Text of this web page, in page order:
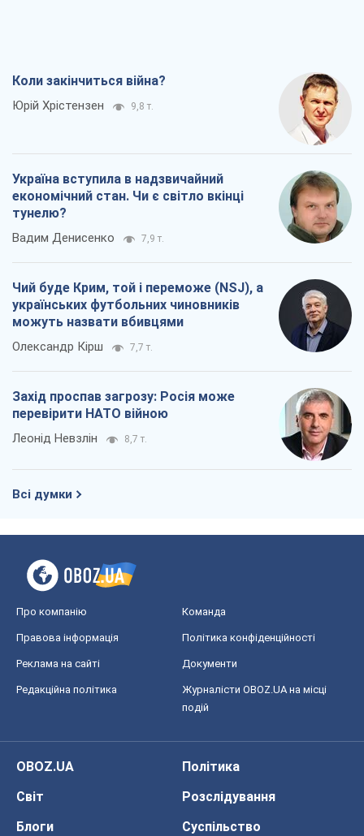
Коли закінчиться війна?
Юрій Хрістензен 9,8 т.
Україна вступила в надзвичайний
економічний стан. Чи є світло вкінці
тунелю?
Вадим Денисенко 7,9 т.
Чий буде Крим, той і переможе (NSJ), а
українських футбольних чиновників
можуть назвати вбивцями
Олександр Кірш 7,7 т.
Захід проспав загрозу: Росія може
перевірити НАТО війною
Леонід Невзлін 8,7 т.
Всі думки
Про компанію Команда
Правова інформація Політика конфіденційності
Реклама на сайті Документи
Редакційна політика
Журналісти OBOZ.UA на місці
подій
OBOZ.UA
Політика
Світ
Розслідування
Блоги
Суспільство